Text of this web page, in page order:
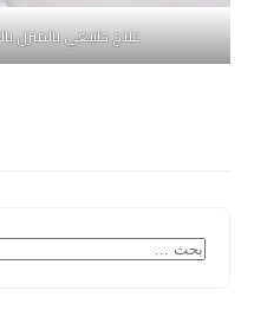
علاج طبيعي بالمنزل
البحث